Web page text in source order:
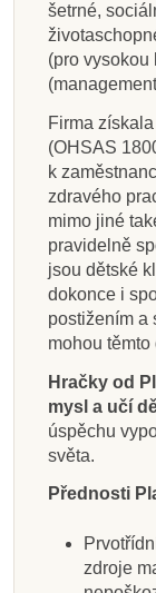
šetrné,
(pro vysokou
Firma
(OHSAS
k
zdravého
mimo jiné
pravidelně
jsou dětské
dokonce i
postižením a
mohou těmto
Hračky od
mysl a učí
úspěchu
světa.
Přednosti
zdroje